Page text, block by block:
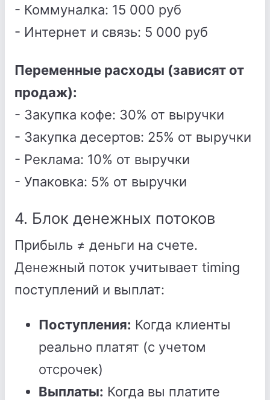
- Коммуналка: 15 000 руб
- Интернет и связь: 5 000 руб
Переменные расходы (зависят от
продаж):
- Закупка кофе: 30% от выручки
- Закупка десертов: 25% от выручки
- Реклама: 10% от выручки
- Упаковка: 5% от выручки
4. Блок денежных потоков
Прибыль ≠ деньги на счете.
Денежный поток учитывает timing
поступлений и выплат:
Поступления: Когда клиенты
реально платят (с учетом
отсрочек)
Выплаты: Когда вы платите